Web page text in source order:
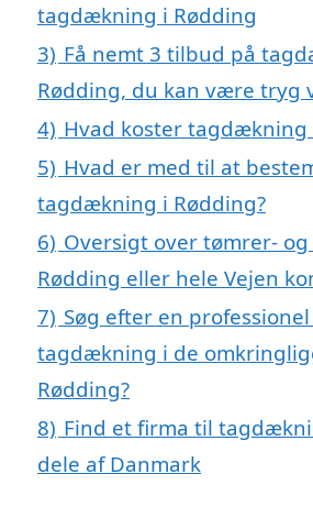
tagdækning i Rødding
3) Få nemt 3 tilbud på
Rødding, du kan være tryg
4) Hvad koster tagdækning
5) Hvad er med til at
tagdækning i Rødding?
6) Oversigt over tømrer-
Rødding eller hele Vejen
7) Søg efter en
tagdækning i de
Rødding?
8) Find et firma til
dele af Danmark